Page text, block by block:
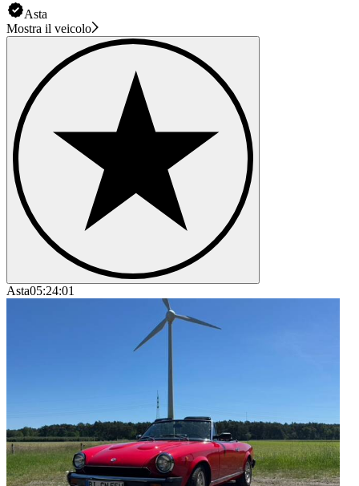
Asta
Mostra il veicolo
Asta05:24:01